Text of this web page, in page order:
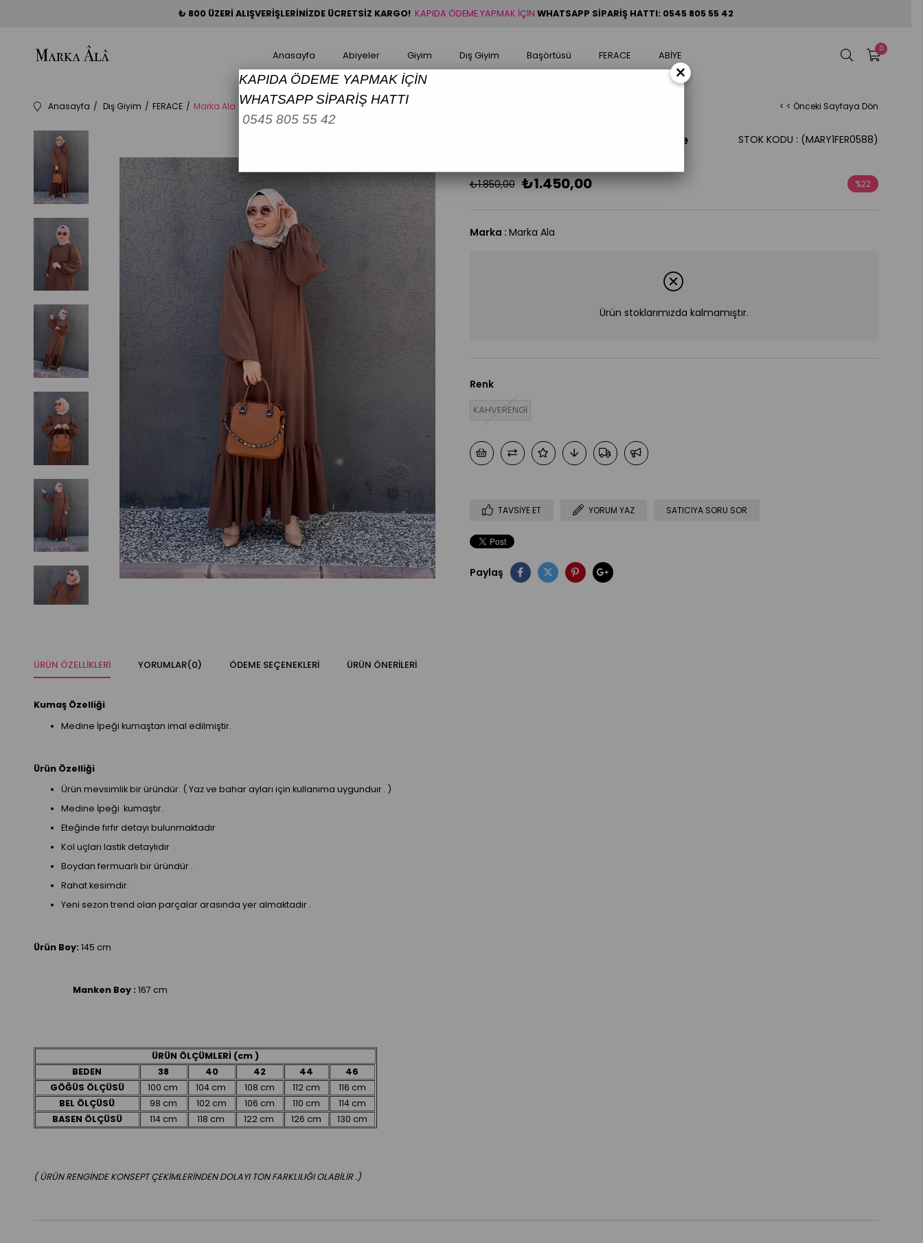
₺ 800 ÜZERİ ALIŞVERİŞLERİNİZDE ÜCRETSİZ KARGO! KAPIDA ÖDEME YAPMAK İÇİN WHATSAPP SİPARİŞ HATTI: 0545 805 55 42
0
Anasayfa Abiyeler Giyim Dış Giyim Başörtüsü FERACE ABİYE
Anasayfa Dış Giyim FERACE Marka Ala 0588 Eteği Fırfırlı Ferace < < Önceki Sayfaya Dön
Marka Ala 0588 Eteği Fırfırlı Ferace (MARY1FER0588)
STOK KODU
₺1.850,00 ₺1.450,00 %22
Marka : Marka Ala
Ürün stoklarımızda kalmamıştır.
Renk
KAHVERENGİ
TAVSIYE ET YORUM YAZ SATICIYA SORU SOR
Paylaş
ÜRÜN ÖZELLIKLERI YORUMLAR(0) ÖDEME SEÇENEKLERI ÜRÜN ÖNERILERI
Kumaş Özelliği
Medine İpeği kumaştan imal edilmiştir.
Ürün Özelliği
Ürün mevsimlik bir üründür. ( Yaz ve bahar ayları için kullanıma uygunduır . )
Medine İpeği kumaştır.
Eteğinde fırfır detayı bulunmaktadır
Kol uçları lastik detaylıdır .
Boydan fermuarlı bir üründür .
Rahat kesimdir.
Yeni sezon trend olan parçalar arasında yer almaktadır .
Ürün Boy: 145 cm
Manken Boy : 167 cm
ÜRÜN ÖLÇÜMLERİ (cm )
BEDEN
38 40 42 44
46
GÖĞÜS ÖLÇÜSÜ
100 cm 104 cm 108 cm 112 cm
116 cm
BEL ÖLÇÜSÜ
98 cm 102 cm 106 cm 110 cm
114 cm
BASEN ÖLÇÜSÜ
114 cm 118 cm 122 cm 126 cm 130 cm
( ÜRÜN RENGİNDE KONSEPT ÇEKİMLERİNDEN DOLAYI TON FARKLILIĞI OLABİLİR .)
×
KAPIDA ÖDEME YAPMAK İÇİN
WHATSAPP SİPARİŞ HATTI
0545 805 55 42